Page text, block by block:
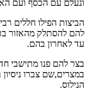
ונעלם עם הכסף ועם
הביצות הפילו חללים
להם להסתלק מהאזור
עד לאחרון בהם.
בצר להם פנו מתישבי
במצרים,שם צברו
הנילוס.